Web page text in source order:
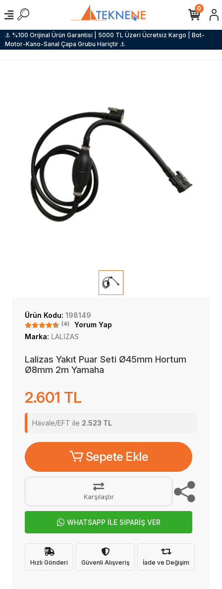
⚓ %100 Orijinal Ürün Garantisi | 5000 TL Üzeri Ücretsiz Kargo | Bot-
Motor-Kano-Sanal Çapa Grubu Hariçtir ⚓
0
Ürün Kodu: 198149
(4)
Yorum Yap
Marka: LALIZAS
Lalizas Yakıt Puar Seti Ø45mm Hortum
Ø8mm 2m Yamaha
2.601 TL
Havale/EFT ile 2.523 TL
Sepete Ekle
Karşılaştır
WHATSAPP İLE SİPARİŞ VER
Hızlı Gönderi Güvenli Alışveriş İade ve Değişim